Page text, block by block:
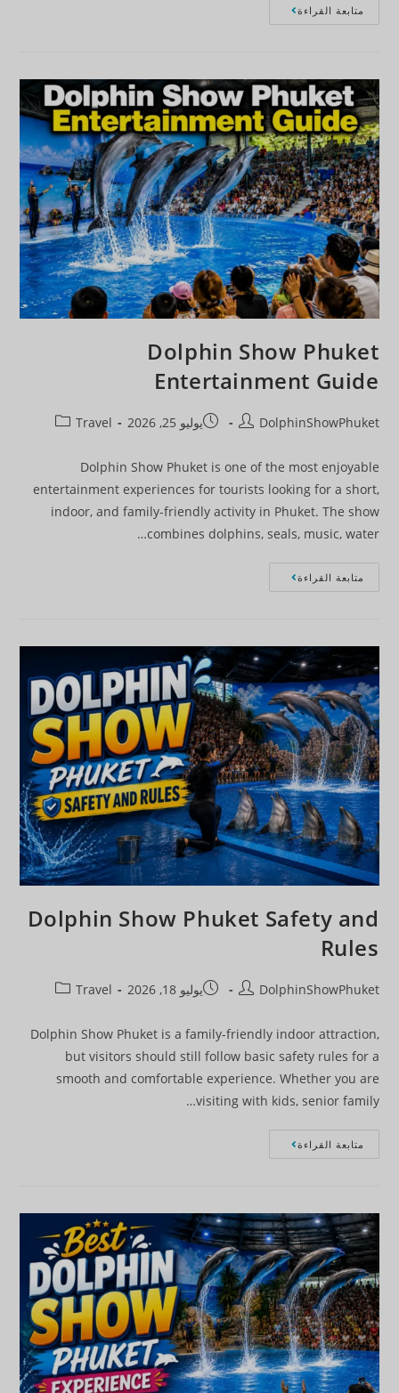
متابعة القراءة
Dolphin Show Phuket
Entertainment Guide
DolphinShowPhuket يوليو 25, 2026 Travel
Dolphin Show Phuket is one of the most enjoyable
entertainment experiences for tourists looking for a short,
indoor, and family-friendly activity in Phuket. The show
combines dolphins, seals, music, water…
متابعة القراءة
Dolphin Show Phuket Safety and
Rules
DolphinShowPhuket يوليو 18, 2026 Travel
Dolphin Show Phuket is a family-friendly indoor attraction,
but visitors should still follow basic safety rules for a
smooth and comfortable experience. Whether you are
visiting with kids, senior family…
متابعة القراءة